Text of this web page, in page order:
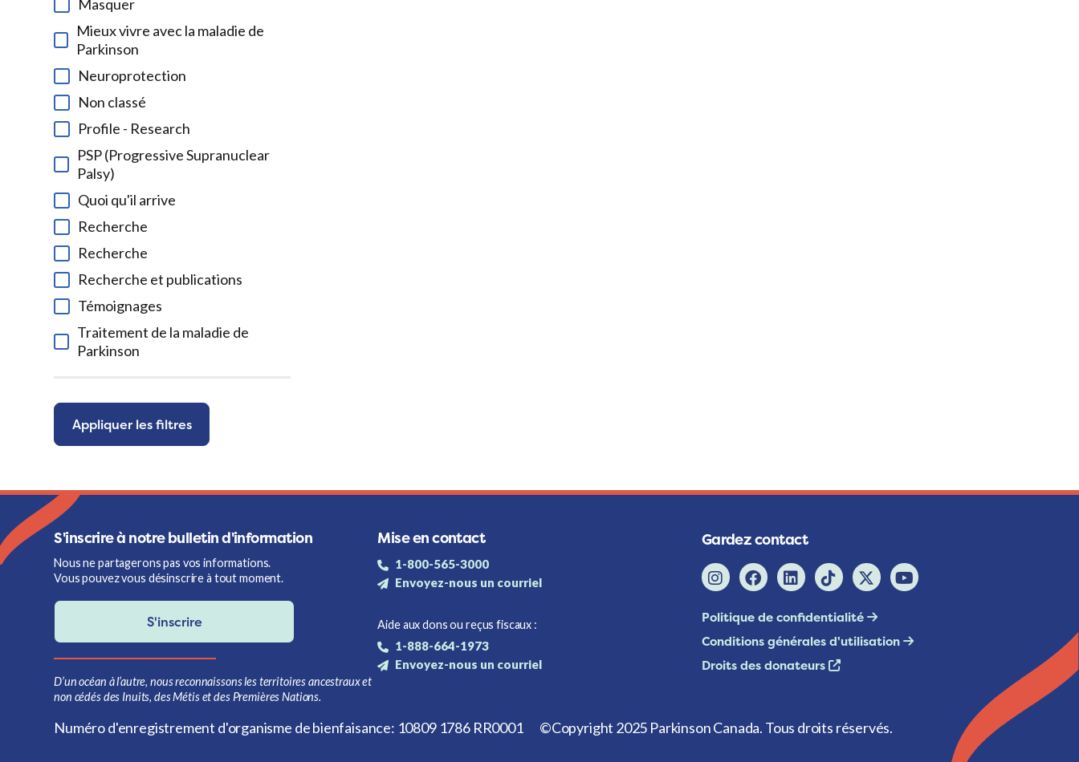
Masquer
Mieux vivre avec la maladie de
Parkinson
Neuroprotection
Non classé
Profile - Research
PSP (Progressive Supranuclear
Palsy)
Quoi qu'il arrive
Recherche
Recherche
Recherche et publications
Témoignages
Traitement de la maladie de
Parkinson
Appliquer les filtres
S'inscrire à notre bulletin d'information
Nous ne partagerons pas vos informations.
Vous pouvez vous désinscrire à tout moment.
S'inscrire
D’un océan à l’autre, nous reconnaissons les territoires ancestraux et
non cédés des Inuits, des Métis et des Premières Nations.
Mise en contact
1-800-565-3000
Envoyez-nous un courriel
Aide aux dons ou reçus fiscaux :
1-888-664-1973
Envoyez-nous un courriel
Gardez contact
Politique de confidentialité
Conditions générales d'utilisation
Droits des donateurs
Numéro d'enregistrement d'organisme de bienfaisance: 10809 1786 RR0001 ©Copyright 2025 Parkinson Canada. Tous droits réservés.